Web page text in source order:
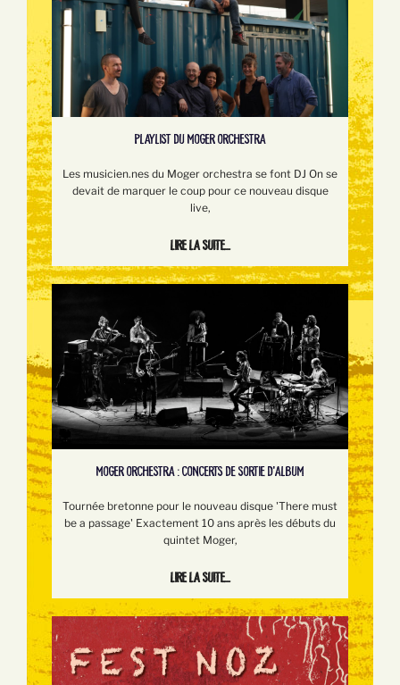
PLAYLIST DU MOGER ORCHESTRA
Les musicien.nes du Moger orchestra se font DJ On se
devait de marquer le coup pour ce nouveau disque
live,
Lire la suite...
MOGER ORCHESTRA : CONCERTS DE SORTIE D'ALBUM
Tournée bretonne pour le nouveau disque 'There must
be a passage' Exactement 10 ans après les débuts du
quintet Moger,
Lire la suite...